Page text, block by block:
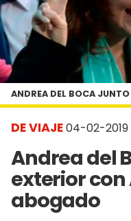
DE VIAJE04-02-2019
Andrea del
exterior con
abogado
ANDREA DEL BOCA